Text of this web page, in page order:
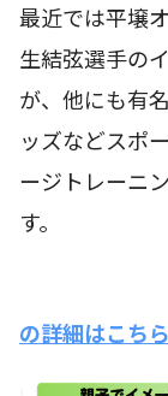
最近では平壌
生結弦選手の
が、他にも有
ッズなどスポ
ージトレーニ
す。
の詳細はこち